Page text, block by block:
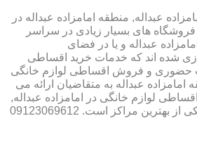
عبداله, منطقه امامزاده عبداله در
های بسیار زیادی در سراسر
عبداله و یا در فضای
شده اند که خدمات خرید اقساطی
حضوری و فروش اقساطی لوازم خانگی
امامزاده عبداله به متقاضیان ارائه می
لوازم خانگی در امامزاده عبداله,
منطقه امامزاده عبداله یکی از بهترین مراکز است. 09123069612